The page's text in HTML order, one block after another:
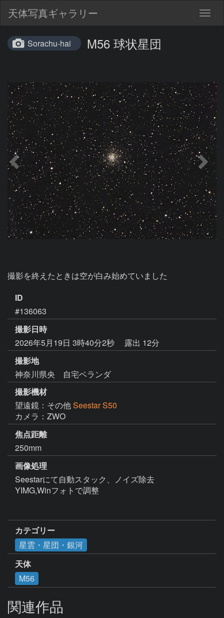
天体写真ギャラリー
Sorachu-hai M56 球状星団
撮影を終えたときは空が白み始めていました
ID
#136063
撮影日時
2026年5月19日 3時40分2秒
露出 12分
撮影地
神奈川県央 自宅ベランダ
撮影機材
望遠鏡：その他Seestar S50
カメラ：ZWO
焦点距離
250mm
画像処理
Seestarにて自動スタック、ノイズ除去
YIMG,Winフォトで調整
カテゴリー
星雲・星団・銀河
天体
M56
関連作品